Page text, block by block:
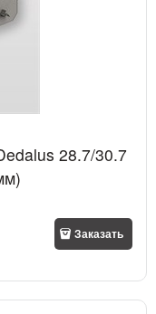
28.7/30.7
Заказать